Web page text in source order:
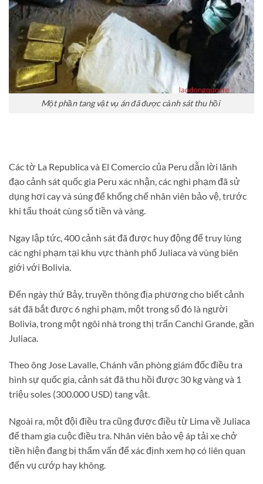
Một phần tang vật vụ án đã được cảnh sát thu hồi
Các tờ La Republica và El Comercio của Peru dẫn lời lãnh
đạo cảnh sát quốc gia Peru xác nhận, các nghi phạm đã sử
dụng hơi cay và súng để khống chế nhân viên bảo vệ, trước
khi tẩu thoát cùng số tiền và vàng.
Ngay lập tức, 400 cảnh sát đã được huy động để truy lùng
các nghi phạm tại khu vực thành phố Juliaca và vùng biên
giới với Bolivia.
Đến ngày thứ Bảy, truyền thông địa phương cho biết cảnh
sát đã bắt được 6 nghi phạm, một trong số đó là người
Bolivia, trong một ngôi nhà trong thị trấn Canchi Grande, gần
Juliaca.
Theo ông Jose Lavalle, Chánh văn phòng giám đốc điều tra
hình sự quốc gia, cảnh sát đã thu hồi được 30 kg vàng và 1
triệu soles (300.000 USD) tang vật.
Ngoài ra, một đội điều tra cũng được điều từ Lima về Juliaca
để tham gia cuộc điều tra. Nhân viên bảo vệ áp tải xe chở
tiền hiện đang bị thẩm vấn để xác định xem họ có liên quan
đến vụ cướp hay không.